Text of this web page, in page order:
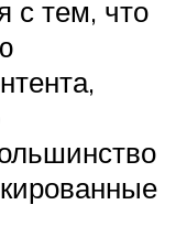
с тем, что